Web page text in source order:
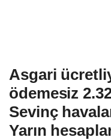
Asgari
ödemesiz
Sevinç
Yarın